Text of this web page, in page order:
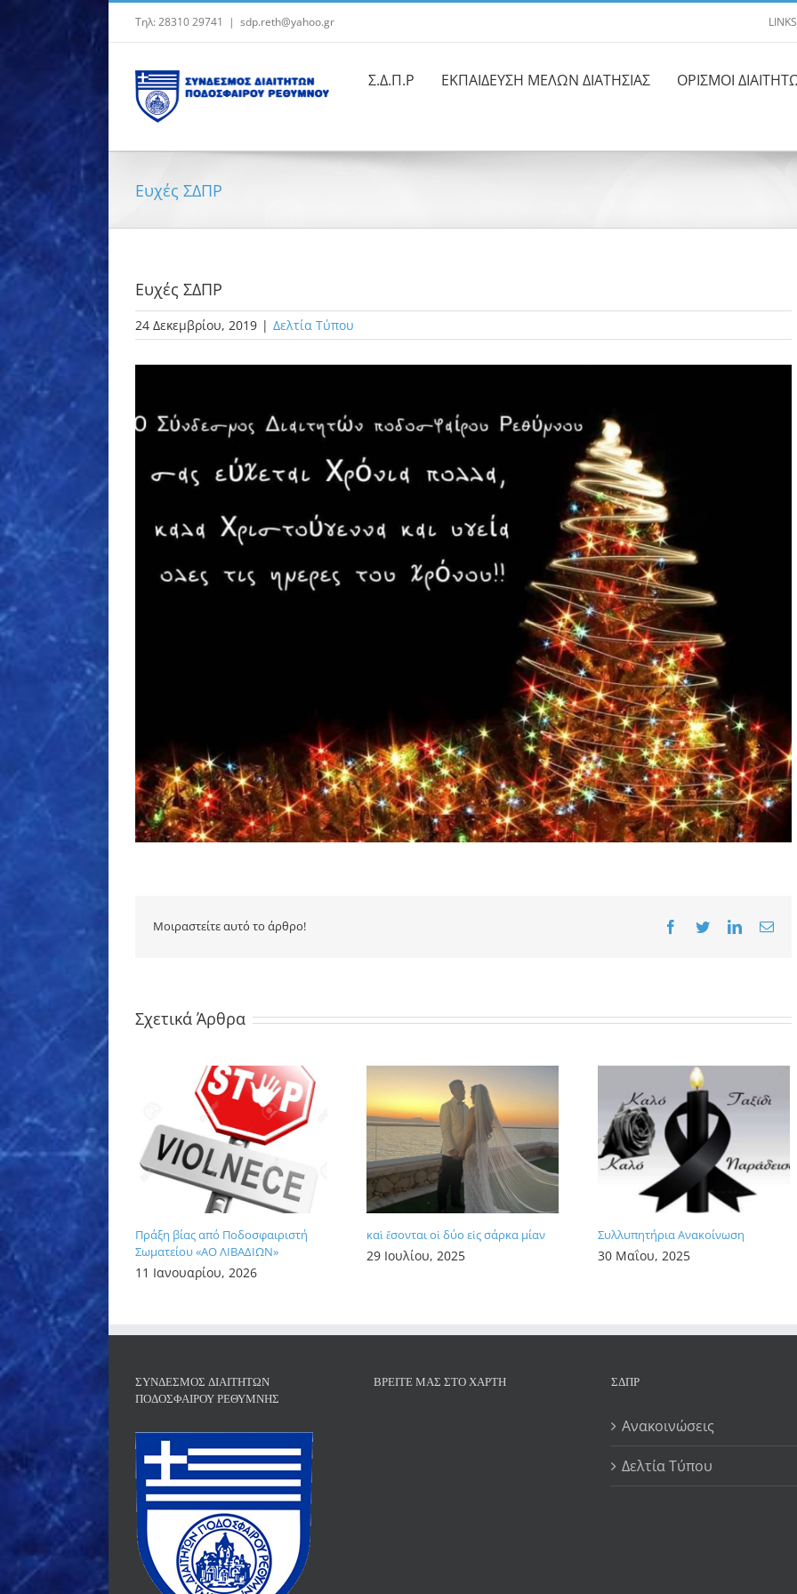
περιεχόμενο
Τηλ: 28310 29741 | sdp.reth@yahoo.gr LINKS
Σ.Δ.Π.Ρ ΕΚΠΑΙΔΕΥΣΗ ΜΕΛΩΝ ΔΙΑΤΗΣΙΑΣ ΟΡΙΣΜΟΙ
Ευχές ΣΔΠΡ
Ευχές ΣΔΠΡ
24 Δεκεμβρίου, 2019 | Δελτία Τύπου
εικόνας
Μοιραστείτε αυτό το άρθρο! Facebook
TwitterLinkedIn
Σχετικά Άρθρα
Πράξη βίας από Ποδοσφαιριστή
Σωματείου «ΑΟ ΛΙΒΑΔΙΩΝ»
11 Ιανουαρίου, 2026
καὶ ἔσονται οἱ δύο εἰς σάρκα μίαν
29 Ιουλίου, 2025
Συλλυπητήρια Ανακοίνωση
30 Μαΐου, 2025
ΣΎΝΔΕΣΜΟΣ ΔΙΑΙΤΗΤΏΝ
ΠΟΔΟΣΦΑΊΡΟΥ ΡΕΘΎΜΝΗΣ
ΒΡΕΊΤΕ ΜΑΣ ΣΤΟ ΧΆΡΤΗ ΣΔΠΡ
Ανακοινώσεις
Δελτία Τύπου